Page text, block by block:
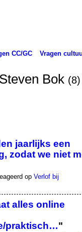
CC/GC Vragen
Bok (8)
jaarlijks een
zodat we niet
op Verlof bij
alles online
praktisch…"